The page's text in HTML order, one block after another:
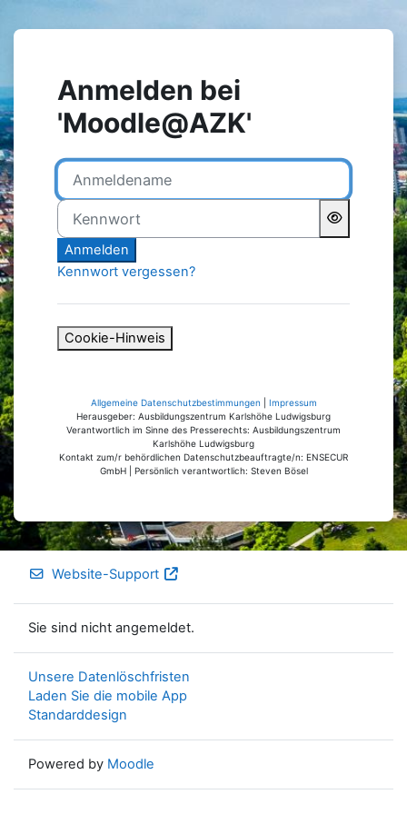
Anmelden bei
'Moodle@AZK'
Anmeldename
Kennwort
Anmelden
Kennwort vergessen?
Cookie-Hinweis
Allgemeine Datenschutzbestimmungen
Impressum
Herausgeber: Ausbildungszentrum Karlshöhe Ludwigsburg
Verantwortlich im Sinne des Presserechts: Ausbildungszentrum
Karlshöhe Ludwigsburg
Kontakt zum/r behördlichen Datenschutzbeauftragte/n: ENSECUR
GmbH | Persönlich verantwortlich: Steven Bösel
Website-Support
Sie sind nicht angemeldet.
Unsere Datenlöschfristen
Laden Sie die mobile App
Standarddesign
Powered by Moodle